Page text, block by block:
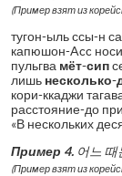
(Пример взят из
тугон-ыль ссы-н
капюшон-Acc
пульгва мёт-сип
лишь несколько-
кори-ккаджи
расстояние-до
«В нескольких
Пример 4. 어느 때
(Пример взят из